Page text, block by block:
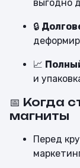
выгодно
🔒
📈
и
📅 Когда
магниты
Перед